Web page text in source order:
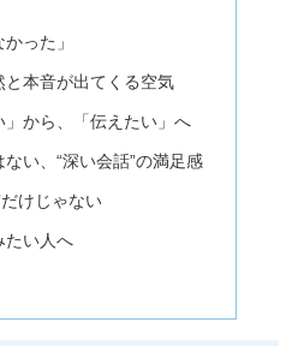
った」
本音が出てくる空気
」から、「伝えたい」へ
い、“深い会話”の満足感
けじゃない
たい人へ